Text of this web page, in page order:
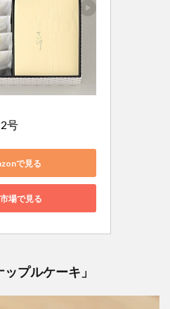
号
で見る
場で見る
プルケーキ」